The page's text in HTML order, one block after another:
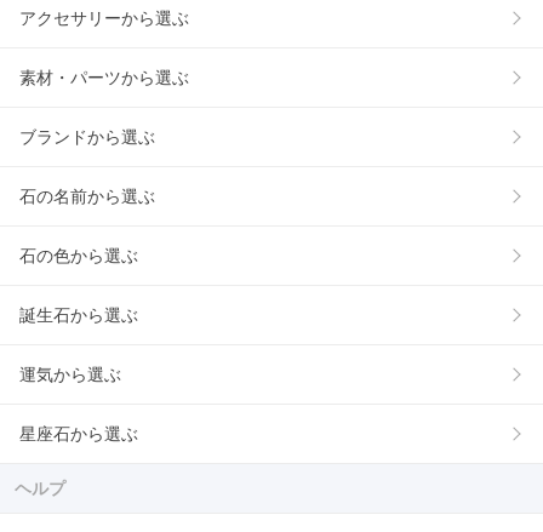
アクセサリーから選ぶ
素材・パーツから選ぶ
ブランドから選ぶ
石の名前から選ぶ
石の色から選ぶ
誕生石から選ぶ
運気から選ぶ
星座石から選ぶ
ヘルプ